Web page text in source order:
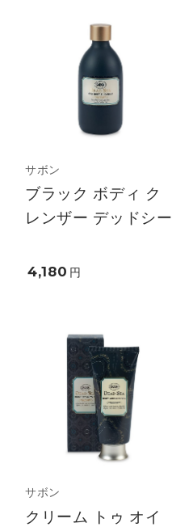
サボン
ブラック ボディ ク
レンザー デッドシー
4,180 円
サボン
クリーム トゥ オイ